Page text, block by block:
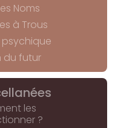
Noms
à Trous
psychique
du futur
les
?